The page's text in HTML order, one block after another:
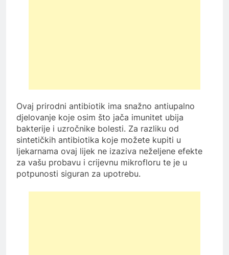
Ovaj prirodni antibiotik ima snažno antiupalno
djelovanje koje osim što jača imunitet ubija
bakterije i uzročnike bolesti. Za razliku od
sintetičkih antibiotika koje možete kupiti u
ljekarnama ovaj lijek ne izaziva neželjene efekte
za vašu probavu i crijevnu mikrofloru te je u
potpunosti siguran za upotrebu.